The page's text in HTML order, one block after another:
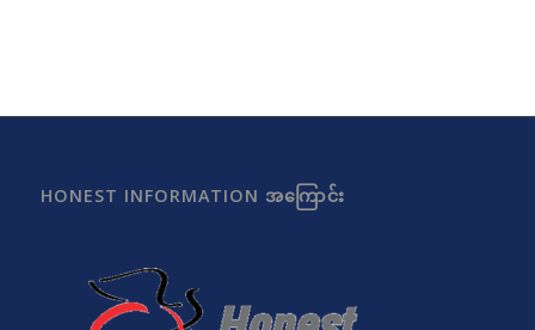
HONEST INFORMATION အကြောင်း